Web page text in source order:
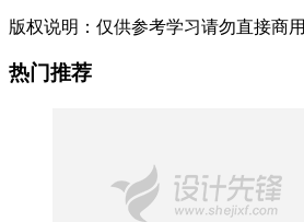
版权说明： 仅供参考学习请勿直接商用
热门推荐